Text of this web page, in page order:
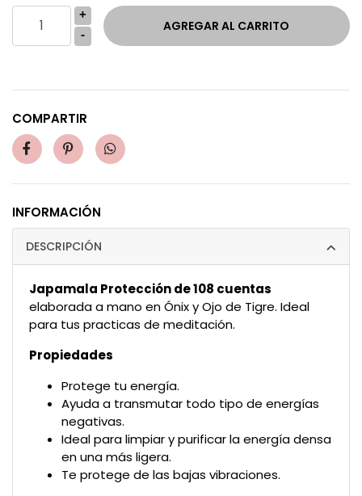
+
-
COMPARTIR
INFORMACIÓN
DESCRIPCIÓN
Japamala Protección de 108 cuentas
elaborada a mano en Ónix y Ojo de Tigre. Ideal
para tus practicas de meditación.
Propiedades
Protege tu energía.
Ayuda a transmutar todo tipo de energías
negativas.
Ideal para limpiar y purificar la energía densa
en una más ligera.
Te protege de las bajas vibraciones.